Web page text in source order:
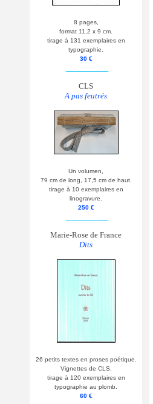
8 pages,
format 11,2 x 9 cm.
tirage à 131 exemplaires en
typographie.
30 €
CLS
A pas feutrés
Un volumen,
79 cm de long, 17,5 cm de haut.
tirage à 10 exemplaires en
linogravure.
250 €
Marie-Rose de France
Dits
26 petits textes en proses poétique.
Vignettes de CLS.
tirage à 120 exemplaires en
typographie au plomb.
60 €